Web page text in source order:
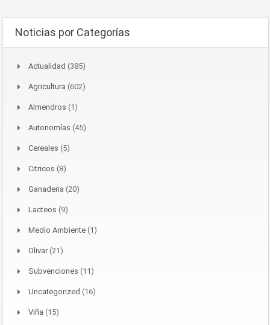
Noticias por Categorías
Actualidad (385)
Agricultura (602)
Almendros (1)
Autonomías (45)
Cereales (5)
Citricos (8)
Ganaderia (20)
Lacteos (9)
Medio Ambiente (1)
Olivar(21)
Subvenciones (11)
Uncategorized (16)
Viña (15)